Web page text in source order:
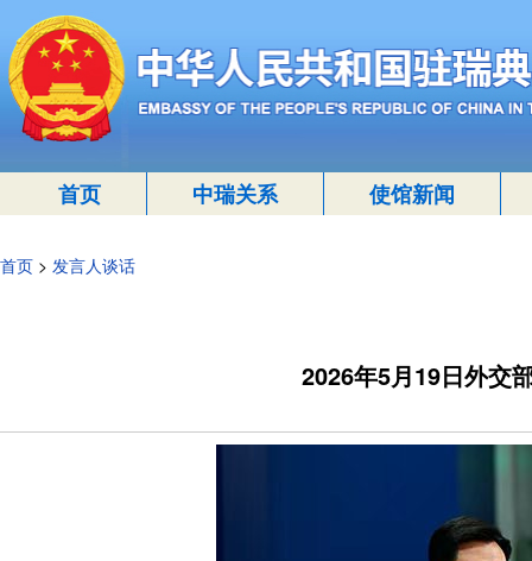
首页 中瑞关系 使馆新闻
首页 > 发言人谈话
2026年5月19日外交